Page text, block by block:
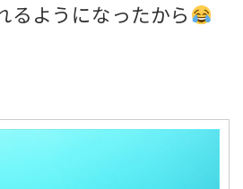
るようになったから